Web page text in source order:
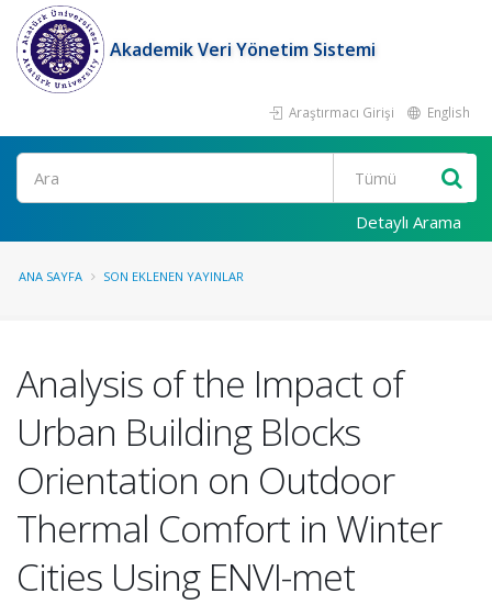
Akademik Veri Yönetim Sistemi
Araştırmacı Girişi English
Ara
Detaylı Arama
ANA SAYFA SON EKLENEN YAYINLAR
Analysis of the Impact of
Urban Building Blocks
Orientation on Outdoor
Thermal Comfort in Winter
Cities Using ENVI-met